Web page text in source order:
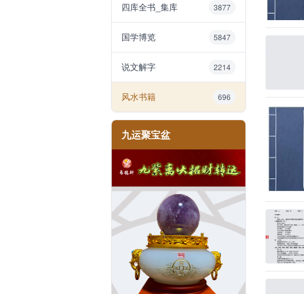
四库全书_集库 3877
国学博览 5847
说文解字 2214
风水书籍 696
九运聚宝盆